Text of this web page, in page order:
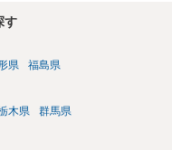
す
県 福島県
木県 群馬県